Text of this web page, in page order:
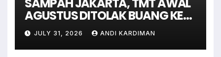
SAMPAH JAKARTA, TMT AWAL
AGUSTUS DITOLAK BUANG KE
BANTAR GEBANG
JULY 31, 2026 ANDI KARDIMAN